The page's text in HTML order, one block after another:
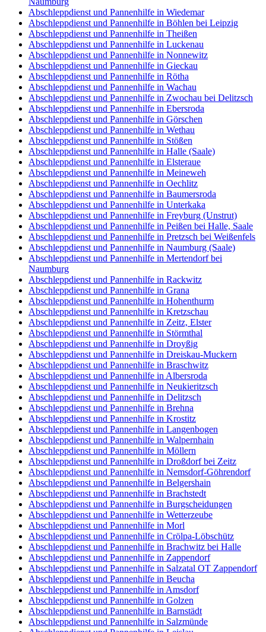
Abschleppdienst und Pannenhilfe in Wiedemar
Abschleppdienst und Pannenhilfe in Böhlen bei Leipzig
Abschleppdienst und Pannenhilfe in Theißen
Abschleppdienst und Pannenhilfe in Luckenau
Abschleppdienst und Pannenhilfe in Nonnewitz
Abschleppdienst und Pannenhilfe in Gieckau
Abschleppdienst und Pannenhilfe in Rötha
Abschleppdienst und Pannenhilfe in Wachau
Abschleppdienst und Pannenhilfe in Zwochau bei Delitzsch
Abschleppdienst und Pannenhilfe in Ebersroda
Abschleppdienst und Pannenhilfe in Görschen
Abschleppdienst und Pannenhilfe in Wethau
Abschleppdienst und Pannenhilfe in Stößen
Abschleppdienst und Pannenhilfe in Halle (Saale)
Abschleppdienst und Pannenhilfe in Elsteraue
Abschleppdienst und Pannenhilfe in Meineweh
Abschleppdienst und Pannenhilfe in Oechlitz
Abschleppdienst und Pannenhilfe in Baumersroda
Abschleppdienst und Pannenhilfe in Unterkaka
Abschleppdienst und Pannenhilfe in Freyburg (Unstrut)
Abschleppdienst und Pannenhilfe in Peißen bei Halle, Saale
Abschleppdienst und Pannenhilfe in Pretzsch bei Weißenfels
Abschleppdienst und Pannenhilfe in Naumburg (Saale)
Abschleppdienst und Pannenhilfe in Mertendorf bei
Naumburg
Abschleppdienst und Pannenhilfe in Rackwitz
Abschleppdienst und Pannenhilfe in Grana
Abschleppdienst und Pannenhilfe in Hohenthurm
Abschleppdienst und Pannenhilfe in Kretzschau
Abschleppdienst und Pannenhilfe in Zeitz, Elster
Abschleppdienst und Pannenhilfe in Störmthal
Abschleppdienst und Pannenhilfe in Droyßig
Abschleppdienst und Pannenhilfe in Dreiskau-Muckern
Abschleppdienst und Pannenhilfe in Braschwitz
Abschleppdienst und Pannenhilfe in Albersroda
Abschleppdienst und Pannenhilfe in Neukieritzsch
Abschleppdienst und Pannenhilfe in Delitzsch
Abschleppdienst und Pannenhilfe in Brehna
Abschleppdienst und Pannenhilfe in Krostitz
Abschleppdienst und Pannenhilfe in Langenbogen
Abschleppdienst und Pannenhilfe in Walpernhain
Abschleppdienst und Pannenhilfe in Möllern
Abschleppdienst und Pannenhilfe in Droßdorf bei Zeitz
Abschleppdienst und Pannenhilfe in Nemsdorf-Göhrendorf
Abschleppdienst und Pannenhilfe in Belgershain
Abschleppdienst und Pannenhilfe in Brachstedt
Abschleppdienst und Pannenhilfe in Burgscheidungen
Abschleppdienst und Pannenhilfe in Wetterzeube
Abschleppdienst und Pannenhilfe in Morl
Abschleppdienst und Pannenhilfe in Crölpa-Löbschütz
Abschleppdienst und Pannenhilfe in Brachwitz bei Halle
Abschleppdienst und Pannenhilfe in Zappendorf
Abschleppdienst und Pannenhilfe in Salzatal OT Zappendorf
Abschleppdienst und Pannenhilfe in Beucha
Abschleppdienst und Pannenhilfe in Amsdorf
Abschleppdienst und Pannenhilfe in Golzen
Abschleppdienst und Pannenhilfe in Barnstädt
Abschleppdienst und Pannenhilfe in Salzmünde